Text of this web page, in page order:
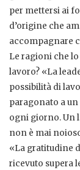
per mettersi ai
d’origine che
accompagnare
Le ragioni che
lavoro? «La
possibilità di
paragonato a
ogni giorno. Un
non è mai
«La gratitudine
ricevuto supera